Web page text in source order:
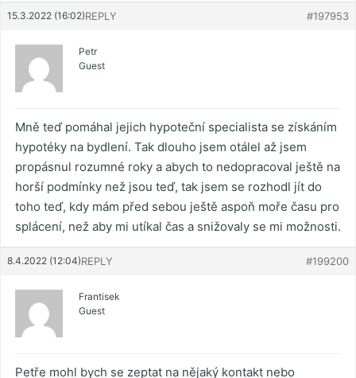
15.3.2022 (16:02) #197953
REPLY
Petr
Guest
Mně teď pomáhal jejich hypoteční specialista se získáním
hypotéky na bydlení. Tak dlouho jsem otálel až jsem
propásnul rozumné roky a abych to nedopracoval ještě na
horší podmínky než jsou teď, tak jsem se rozhodl jít do
toho teď, kdy mám před sebou ještě aspoň moře času pro
splácení, než aby mi utíkal čas a snižovaly se mi možnosti.
8.4.2022 (12:04) #199200
REPLY
Frantisek
Guest
Petře mohl bych se zeptat na nějaký kontakt nebo